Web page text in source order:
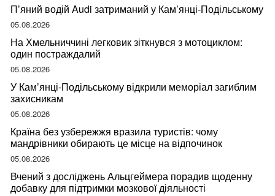
П’яний водій Audi затриманий у Кам’янці-Подільському
05.08.2026
На Хмельниччині легковик зіткнувся з мотоциклом:
один постраждалий
05.08.2026
У Кам’янці-Подільському відкрили меморіал загиблим
захисникам
05.08.2026
Країна без узбережжя вразила туристів: чому
мандрівники обирають це місце на відпочинок
05.08.2026
Вчений з досліджень Альцгеймера порадив щоденну
добавку для підтримки мозкової діяльності